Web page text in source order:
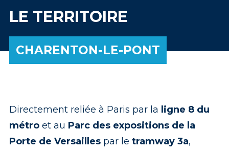
LE TERRITOIRE
CHARENTON-LE-PONT
Directement reliée à Paris par la ligne 8 du
métroet au Parc des expositions de la
Porte de Versaillespar le tramway 3a,